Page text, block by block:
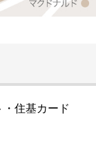
住基カード